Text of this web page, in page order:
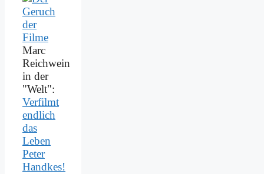
Marc
Reichwein
in der
"Welt":
Verfilmt
endlich
das
Leben
Peter
Handkes!